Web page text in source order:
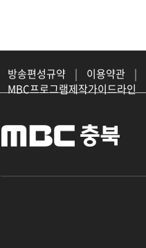
방송편성규약 | 이용약관 |
MBC프로그램제작가이드라인